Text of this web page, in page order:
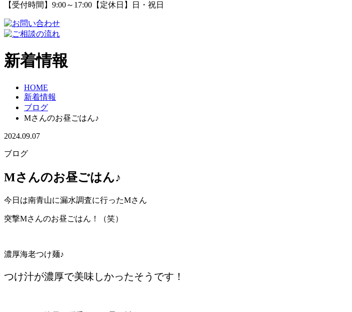
【受付時間】9:00～17:00【定休日】日・祝日
新着情報
HOME
新着情報
ブログ
Mさんのお昼ごはん♪
2024.09.07
ブログ
Mさんのお昼ごはん♪
今日は南青山に漏水調査に行ったMさん
突撃Mさんのお昼ごはん！（笑）
濃厚海老つけ麺♪
つけ汁が濃厚で美味しかったそうです！